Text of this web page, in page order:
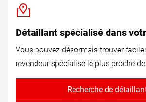
Détaillant spécialisé dans
Vous pouvez désormais trouver
revendeur spécialisé le plus proche
Recherche de